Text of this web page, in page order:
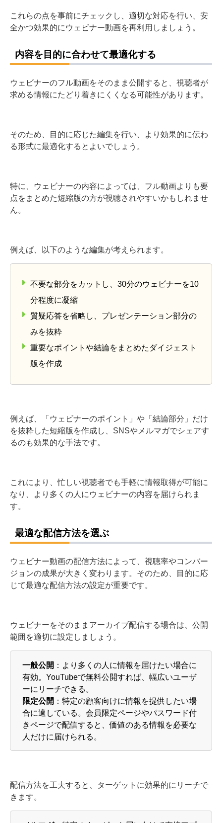
これらの点を事前にチェックし、適切な対応を行い、安
全かつ効果的にウェビナー動画を再利用しましょう。
内容を目的に合わせて最適化する
ウェビナーのフル動画をそのまま公開すると、視聴者が
求める情報にたどり着きにくくなる可能性があります。
そのため、目的に応じた編集を行い、より効果的に伝わ
る形式に最適化するとよいでしょう。
特に、ウェビナーの内容によっては、フル動画よりも要
点をまとめた短縮版の方が視聴されやすいかもしれませ
ん。
例えば、以下のような編集が考えられます。
不要な部分をカットし、30分のウェビナーを10
分程度に凝縮
質疑応答を省略し、プレゼンテーション部分の
みを抜粋
重要なポイントや結論をまとめたダイジェスト
版を作成
例えば、「ウェビナーのポイント」や「結論部分」だけ
を抜粋した短縮版を作成し、SNSやメルマガでシェアす
るのも効果的な手法です。
これにより、忙しい視聴者でも手軽に情報取得が可能に
なり、より多くの人にウェビナーの内容を届けられま
す。
最適な配信方法を選ぶ
ウェビナー動画の配信方法によって、視聴率やコンバー
ジョンの成果が大きく変わります。そのため、目的に応
じて最適な配信方法の設定が重要です。
ウェビナーをそのままアーカイブ配信する場合は、公開
範囲を適切に設定しましょう。
一般公開 ：より多くの人に情報を届けたい場合に
有効。YouTubeで無料公開すれば、幅広いユーザ
ーにリーチできる。
限定公開 ：特定の顧客向けに情報を提供したい場
合に適している。会員限定ページやパスワード付
きページで配信すると、価値のある情報を必要な
人だけに届けられる。
配信方法を工夫すると、ターゲットに効果的にリーチで
きます。